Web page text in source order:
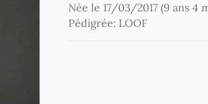
Née le 17/03/2017 (9 ans 4
Pédigrée: LOOF